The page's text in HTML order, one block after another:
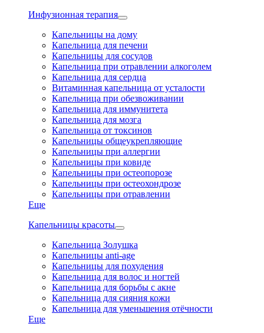
Инфузионная терапия
Капельницы на дому
Капельница для печени
Капельницы для сосудов
Капельница при отравлении алкоголем
Капельница для сердца
Витаминная капельница от усталости
Капельница при обезвоживании
Капельница для иммунитета
Капельница для мозга
Капельница от токсинов
Капельницы общеукрепляющие
Капельницы при аллергии
Капельницы при ковиде
Капельницы при остеопорозе
Капельницы при остеохондрозе
Капельницы при отравлении
Еще
Капельницы красоты
Капельница Золушка
Капельницы anti-age
Капельницы для похудения
Капельница для волос и ногтей
Капельница для борьбы с акне
Капельница для сияния кожи
Капельница для уменьшения отёчности
Еще